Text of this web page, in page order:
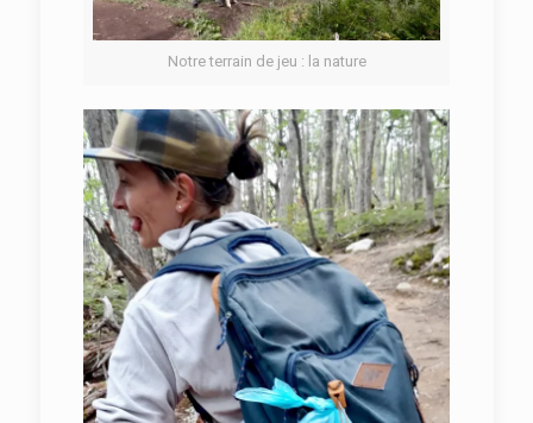
Notre terrain de jeu : la nature